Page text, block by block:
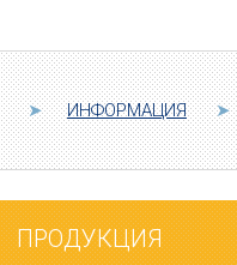
➤ ИНФОРМАЦИЯ ➤
ПРОДУКЦИЯ